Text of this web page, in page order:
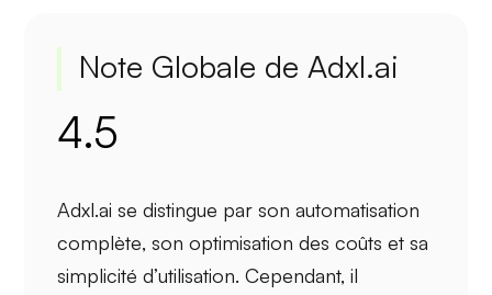
Note Globale de Adxl.ai
4.5
Adxl.ai se distingue par sonautomatisation
complète, sonoptimisation des coûts et sa
simplicité d’utilisation. Cependant, il